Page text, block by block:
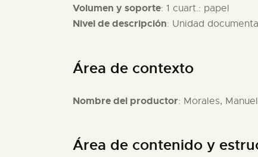
Volumen y soporte: 1 cuart.: papel
Nivel de descripción: Unidad
Área de contexto
Nombre del productor: Morales, Manuel
Área de contenido y